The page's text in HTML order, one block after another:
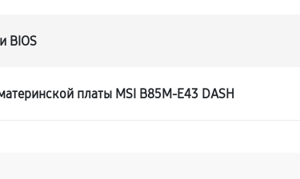
BIOS
платы MSI B85M-E43 DASH